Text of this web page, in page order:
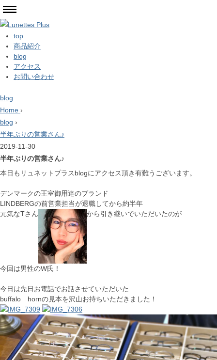
top
商品紹介
blog
アクセス
お問い合わせ
blog
Home ›
blog ›
半年ぶりの営業さん♪
2019-11-30
半年ぶりの営業さん♪
本日もリュネットプラスblogにアクセス頂き有難うございます。
デンマークの王室御用達のブランド
LINDBERGの前営業担当が退職してから約半年
元気なTさん
から引き継いでいただいたのが
今回は男性のW氏！
今日は先日お電話でお話させていただいた
buffalo hornの見本を沢山お持ちいただきました！